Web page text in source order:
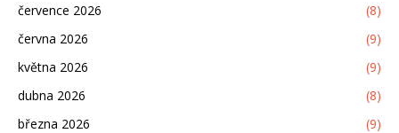
července 2026
(8)
června 2026
(9)
května 2026
(9)
dubna 2026
(8)
března 2026
(9)